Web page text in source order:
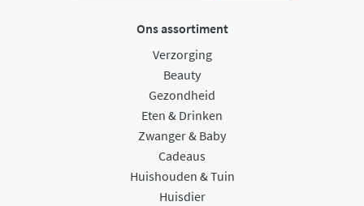
Ons assortiment
Verzorging
Beauty
Gezondheid
Eten & Drinken
Zwanger & Baby
Cadeaus
Huishouden & Tuin
Huisdier